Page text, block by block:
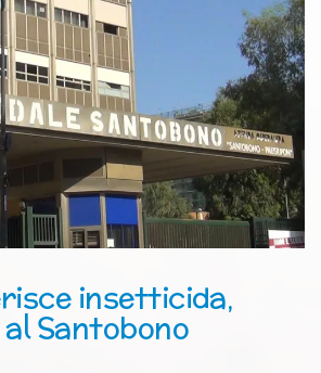
insetticida,
Santobono